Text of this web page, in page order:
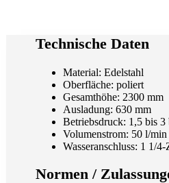
Technische Daten
Material: Edelstahl
Oberfläche: poliert
Gesamthöhe: 2300 mm
Ausladung: 630 mm
Betriebsdruck: 1,5 bis 3
Volumenstrom: 50 l/
Wasseranschluss: 1 1/
Normen /